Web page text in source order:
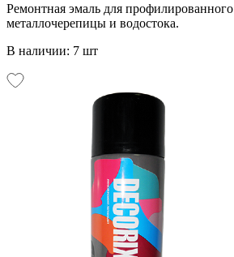
Ремонтная эмаль для профилированного
металлочерепицы и водостока.
В наличии: 7 шт